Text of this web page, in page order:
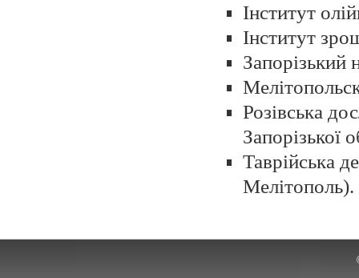
Інститут
Інститут
Запорізький
Розівська
Запорізької
Таврійська
Мелітополь).